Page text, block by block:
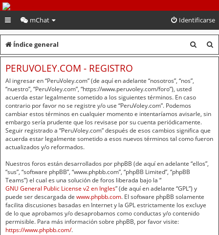
PeruVoley.com
mChat Identificarse
Índice general
u
u
r
PERUVOLEY.COM - REGISTRO
Al ingresar en “PeruVoley.com” (de aquí en adelante “nosotros”, “nos”,
“nuestro”, “PeruVoley.com”, “https://www.peruvoley.com/foro”), usted
acuerda estar legalmente sometido a los siguientes términos. En caso
contrario por favor no se registre y/o use “PeruVoley.com”. Podemos
cambiar estos términos en cualquier momento e intentaríamos avisarle, sin
embargo sería prudente que los revisase por su cuenta periódicamente.
Seguir registrado a “PeruVoley.com” después de esos cambios significa que
acuerda estar legalmente sometido a esos nuevos términos tal como fueron
actualizados y/o reformados.
Nuestros foros están desarrollados por phpBB (de aquí en adelante “ellos”,
“sus”, “software phpBB”, “www.phpbb.com”, “phpBB Limited”, “phpBB
Teams”) el cual es una solución de foros liberada bajo la “
GNU General Public License v2 en Ingles” (de aquí en adelante “GPL”) y
puede ser descargada de www.phpbb.com. El software phpBB solamente
facilita discusiones basadas en Internet y la GPL estrictamente los excluye
de lo que aprobamos y/o desaprobamos como conductas y/o contenido
permisible. Para más información sobre phpBB, por favor visite:
https://www.phpbb.com/.